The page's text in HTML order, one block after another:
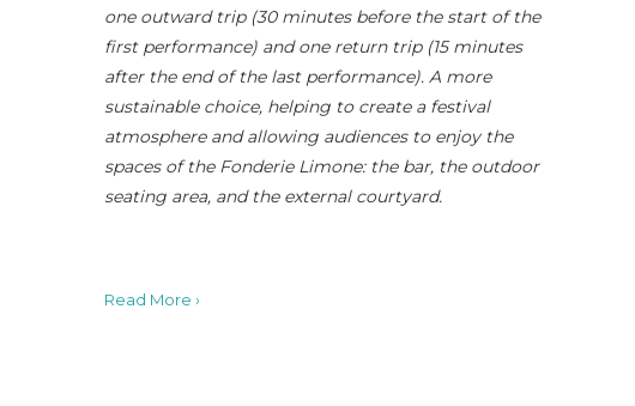
one outward trip (30 minutes before the start of the
first performance) and one return trip (15 minutes
after the end of the last performance). A more
sustainable choice, helping to create a festival
atmosphere and allowing audiences to enjoy the
spaces of the Fonderie Limone: the bar, the outdoor
seating area, and the external courtyard.
Read More ›